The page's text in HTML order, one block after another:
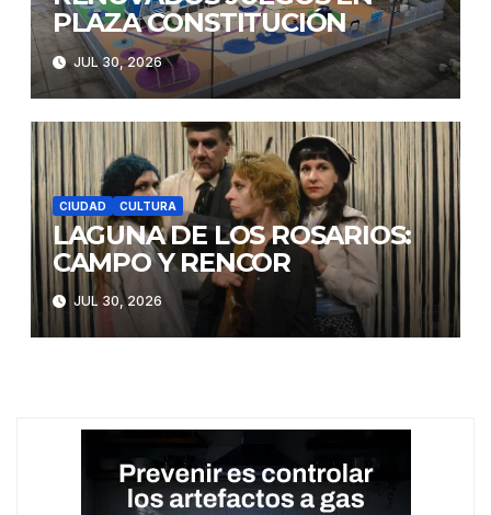
PLAZA CONSTITUCIÓN
JUL 30, 2026
CIUDAD CULTURA
LAGUNA DE LOS ROSARIOS:
CAMPO Y RENCOR
JUL 30, 2026